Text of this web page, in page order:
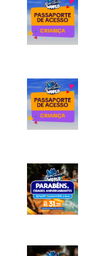
INFO
INFO
INFO